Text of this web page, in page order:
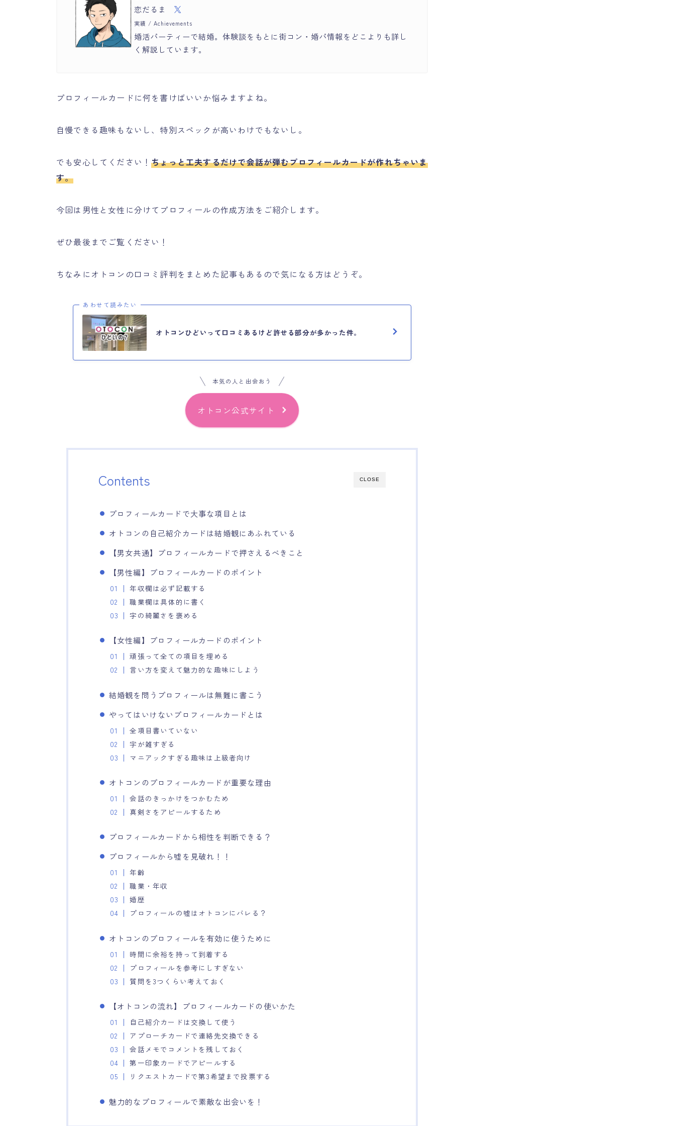
恋だるま
実績 / Achievements
婚活パーティーで結婚。体験談をもとに街コン・婚パ情報をどこよりも詳し
く解説しています。
プロフィールカードに何を書けばいいか悩みますよね。
自慢できる趣味もないし、特別スペックが高いわけでもないし。
でも安心してください！ちょっと工夫するだけで会話が弾むプロフィールカードが作れちゃいま
す。
今回は男性と女性に分けてプロフィールの作成方法をご紹介します。
ぜひ最後までご覧ください！
ちなみにオトコンの口コミ評判をまとめた記事もあるので気になる方はどうぞ。
あわせて読みたい
オトコンひどいって口コミあるけど許せる部分が多かった件。
本気の人と出会おう
オトコン公式サイト
CLOSE
Contents
プロフィールカードで大事な項目とは
オトコンの自己紹介カードは結婚観にあふれている
【男女共通】プロフィールカードで押さえるべきこと
【男性編】プロフィールカードのポイント
年収欄は必ず記載する
職業欄は具体的に書く
字の綺麗さを褒める
【女性編】プロフィールカードのポイント
頑張って全ての項目を埋める
言い方を変えて魅力的な趣味にしよう
結婚観を問うプロフィールは無難に書こう
やってはいけないプロフィールカードとは
全項目書いていない
字が雑すぎる
マニアックすぎる趣味は上級者向け
オトコンのプロフィールカードが重要な理由
会話のきっかけをつかむため
真剣さをアピールするため
プロフィールカードから相性を判断できる？
プロフィールから嘘を見破れ！！
年齢
職業・年収
婚歴
プロフィールの嘘はオトコンにバレる？
オトコンのプロフィールを有効に使うために
時間に余裕を持って到着する
プロフィールを参考にしすぎない
質問を3つくらい考えておく
【オトコンの流れ】プロフィールカードの使いかた
自己紹介カードは交換して使う
アプローチカードで連絡先交換できる
会話メモでコメントを残しておく
第一印象カードでアピールする
リクエストカードで第3希望まで投票する
魅力的なプロフィールで素敵な出会いを！